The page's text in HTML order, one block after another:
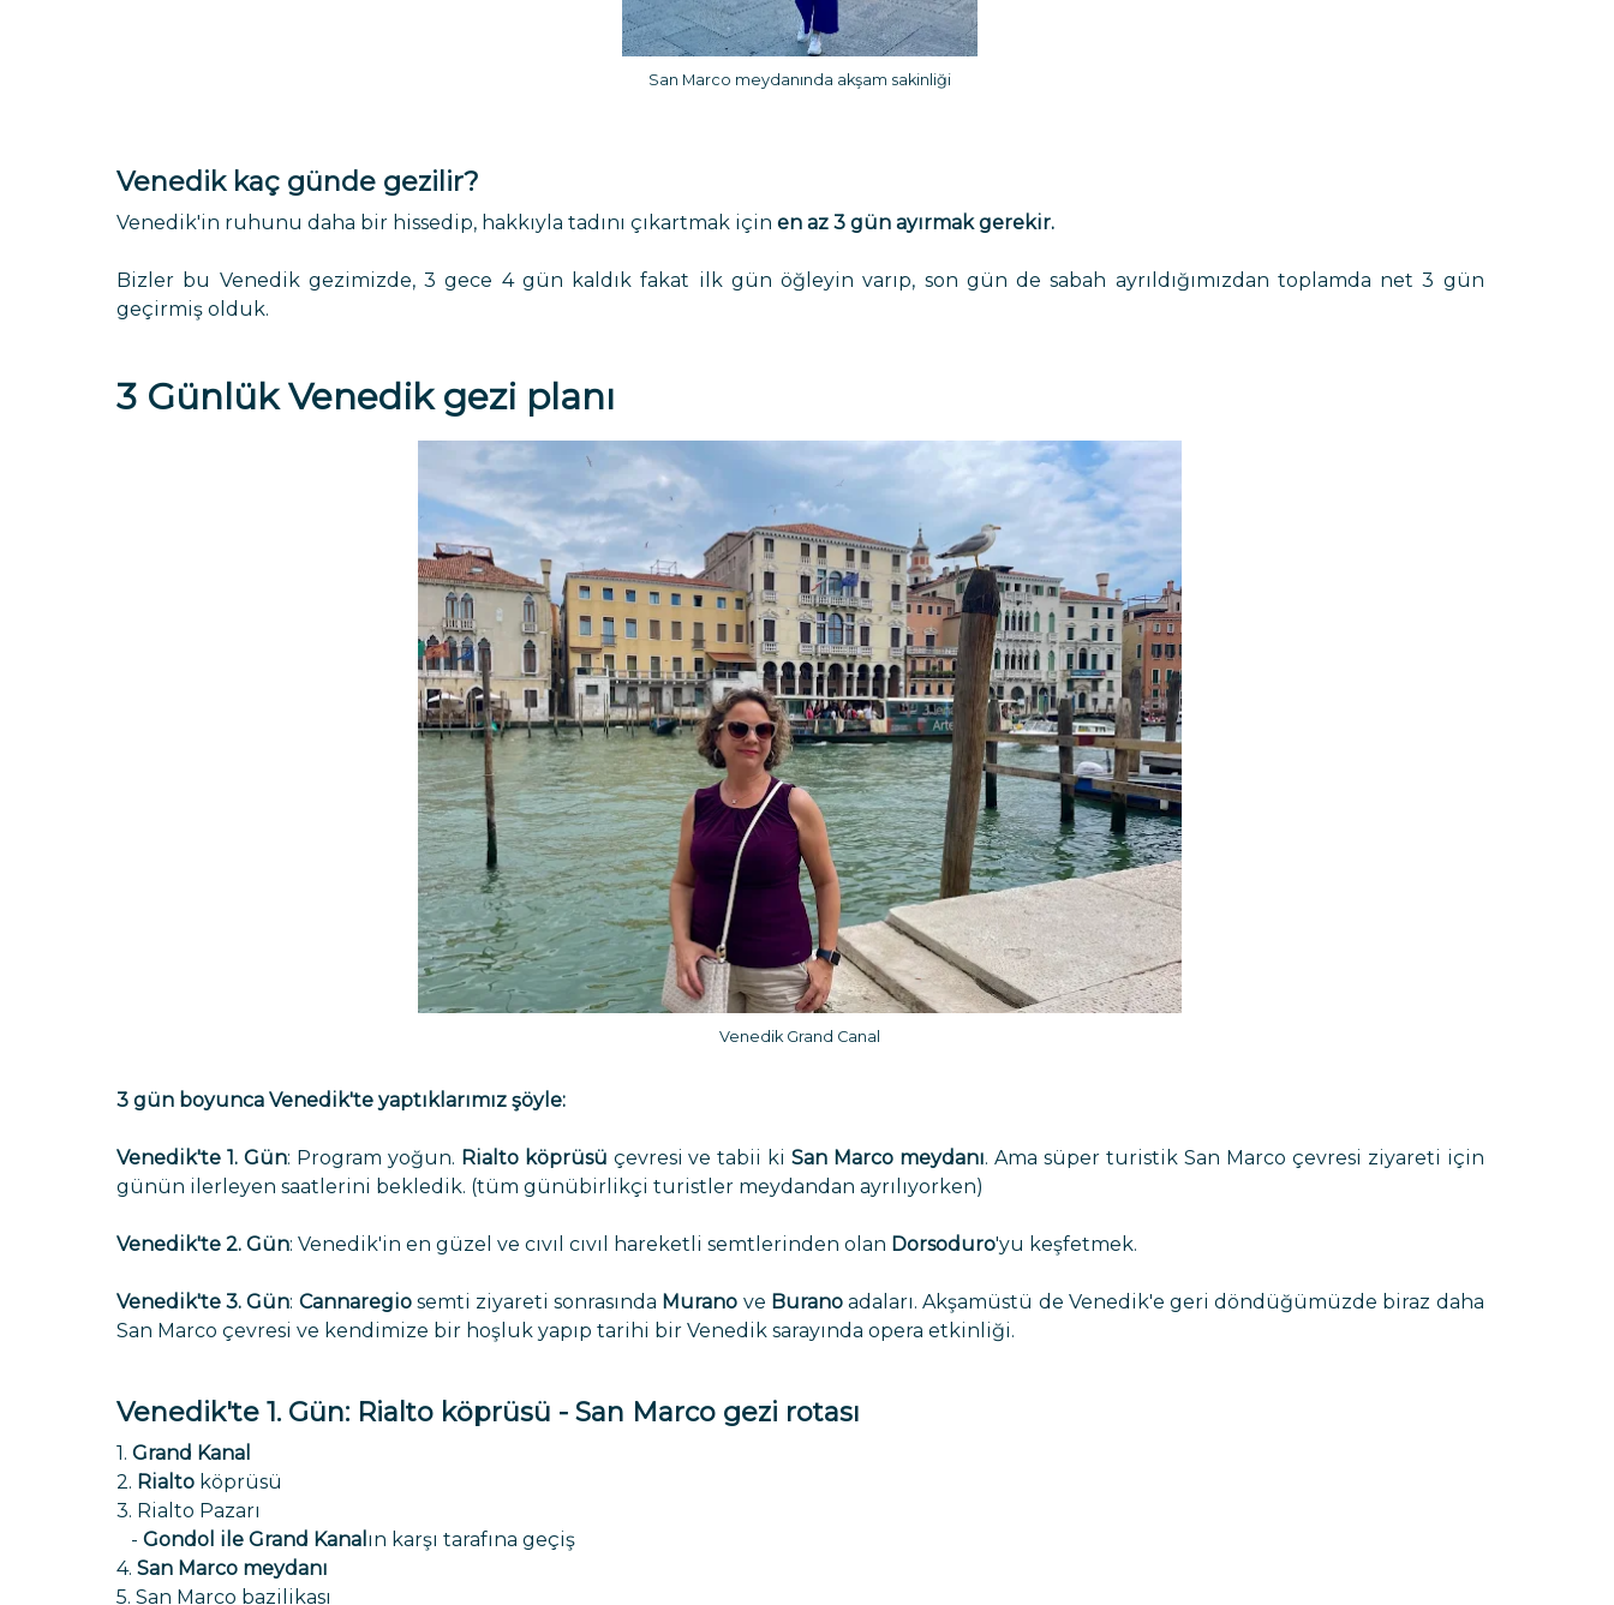
San Marco meydanında akşam sakinliği
Venedik kaç günde gezilir?
Venedik'in ruhunu daha bir hissedip, hakkıyla tadını çıkartmak için en az 3 gün ayırmak gerekir.
Bizler bu Venedik gezimizde, 3 gece 4 gün kaldık fakat ilk gün öğleyin varıp, son gün de sabah ayrıldığımızdan toplamda net 3 gün
geçirmiş olduk.
3 Günlük Venedik gezi planı
Venedik Grand Canal
3 gün boyunca Venedik'te yaptıklarımız şöyle:
Venedik'te 1. Gün: Program yoğun. Rialto köprüsü çevresi ve tabii kiSan Marco meydanı. Ama süper turistik San Marco çevresi ziyareti için
günün ilerleyen saatlerini bekledik. (tüm günübirlikçi turistler meydandan ayrılıyorken)
Venedik'te 2. Gün: Venedik'in en güzel ve cıvıl cıvıl hareketli semtlerinden olan Dorsoduro'yu keşfetmek.
Venedik'te 3. Gün: Cannaregiosemti ziyareti sonrasında Murano ve Buranoadaları. Akşamüstü de Venedik'e geri döndüğümüzde biraz daha
San Marco çevresi ve kendimize bir hoşluk yapıp tarihi bir Venedik sarayında opera etkinliği.
Venedik'te 1. Gün: Rialto köprüsü - San Marco gezi rotası
1. Grand Kanal
2. Rialto köprüsü
3. Rialto Pazarı
- Gondol ile Grand Kanal ın karşı tarafına geçiş
4. San Marco meydanı
5. San Marco bazilikası